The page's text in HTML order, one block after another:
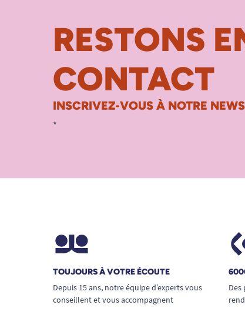
RESTONS
CONTACT
INSCRIVEZ-VOUS À NOTRE
*
TOUJOURS À VOTRE ÉCOUTE
Depuis 15 ans, notre équipe d’experts vous
conseillent et vous accompagnent
Des